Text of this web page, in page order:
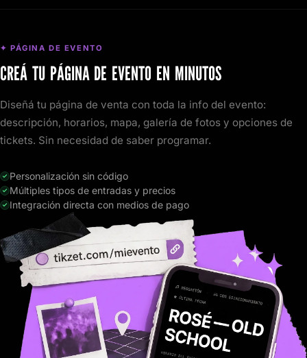
✦ PÁGINA DE EVENTO
CREÁ TU PÁGINA DE EVENTO EN MINUTOS
Diseñá tu página de venta con toda la info del evento:
descripción, horarios, mapa, galería de fotos y opciones de
tickets. Sin necesidad de saber programar.
Personalización sin código
Múltiples tipos de entradas y precios
Integración directa con medios de pago